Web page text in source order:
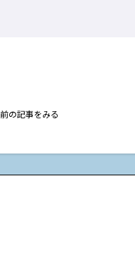
前の記事をみる